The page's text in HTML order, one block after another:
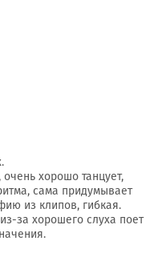
очень хорошо танцует,
сама придумывает
из клипов, гибкая.
за хорошего слуха поет